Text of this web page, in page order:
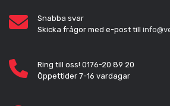
Snabba svar
Skicka frågor med e-post till
Ring till oss! 0176-20 89 20
Öppettider 7-16 vardagar